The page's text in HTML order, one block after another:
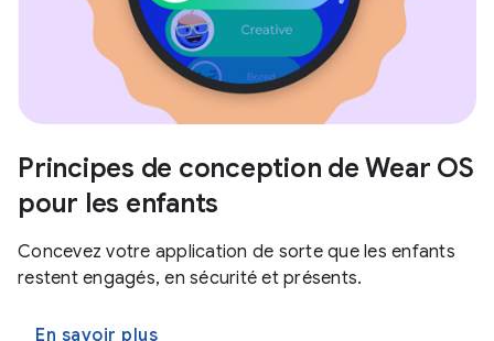
Principes de conception de Wear OS
pour les enfants
Concevez votre application de sorte que les enfants
restent engagés, en sécurité et présents.
En savoir plus